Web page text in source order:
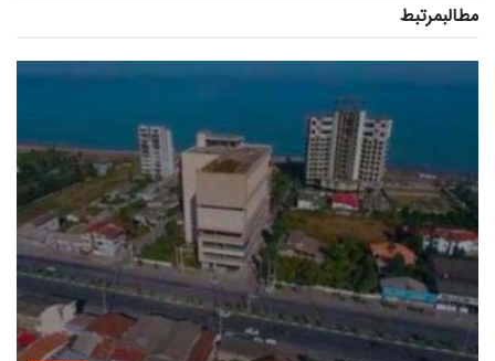
مطالبمرتبط